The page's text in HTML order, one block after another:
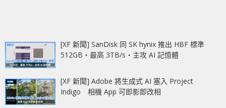
[XF 新聞] SanDisk 同 SK hynix 推出 HBF 標準
512GB‧最高 3TB/s‧主攻 AI 記憶體
[XF 新聞] Adobe 將生成式 AI 塞入 Project
Indigo 相機 App 可即影即改相